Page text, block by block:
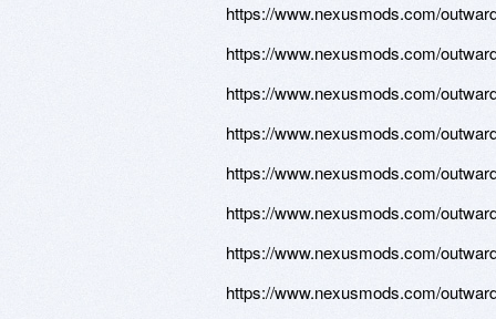
https://www.nexusmods.com/
https://www.nexusmods.com/
https://www.nexusmods.com/
https://www.nexusmods.com/
https://www.nexusmods.com/
https://www.nexusmods.com/
https://www.nexusmods.com/
https://www.nexusmods.com/